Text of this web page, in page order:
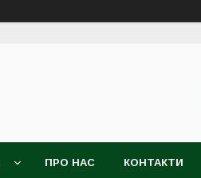
ПРО НАС КОНТАКТИ